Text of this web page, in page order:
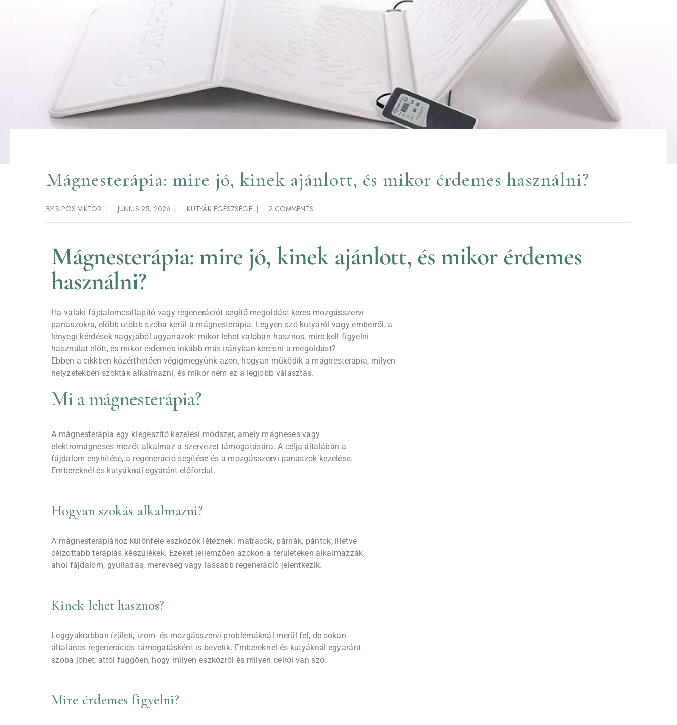
Mágnesterápia: mire jó, kinek ajánlott, és mikor érdemes használni?
BYSIPOS VIKTOR JÚNIUS 25, 2026 KUTYÁK EGÉSZSÉGE 2 COMMENTS
Mágnesterápia: mire jó, kinek ajánlott, és mikor érdemes
használni?
Ha valaki fájdalomcsillapító vagy regenerációt segítő megoldást keres mozgásszervi
panaszokra, előbb-utóbb szóba kerül a mágnesterápia. Legyen szó kutyáról vagy emberről, a
lényegi kérdések nagyjából ugyanazok: mikor lehet valóban hasznos, mire kell figyelni
használat előtt, és mikor érdemes inkább más irányban keresni a megoldást?
Ebben a cikkben közérthetően végigmegyünk azon, hogyan működik a mágnesterápia, milyen
helyzetekben szokták alkalmazni, és mikor nem ez a legjobb választás.
Mi a mágnesterápia?
A mágnesterápia egy kiegészítő kezelési módszer, amely mágneses vagy
elektromágneses mezőt alkalmaz a szervezet támogatására. A célja általában a
fájdalom enyhítése, a regeneráció segítése és a mozgásszervi panaszok kezelése.
Embereknél és kutyáknál egyaránt előfordul.
Hogyan szokás alkalmazni?
A mágnesterápiához különféle eszközök léteznek: matracok, párnák, pántok, illetve
célzottabb terápiás készülékek. Ezeket jellemzően azokon a területeken alkalmazzák,
ahol fájdalom, gyulladás, merevség vagy lassabb regeneráció jelentkezik.
Kinek lehet hasznos?
Leggyakrabban ízületi, izom- és mozgásszervi problémáknál merül fel, de sokan
általános regenerációs támogatásként is bevetik. Embereknél és kutyáknál egyaránt
szóba jöhet, attól függően, hogy milyen eszközről és milyen célról van szó.
Mire érdemes figyelni?